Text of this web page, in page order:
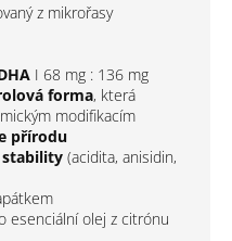
z mikrořasy
I 68 mg : 136 mg
forma, která
modifikacím
přírodu
(acidita, anisidin,
esenciální olej z citrónu